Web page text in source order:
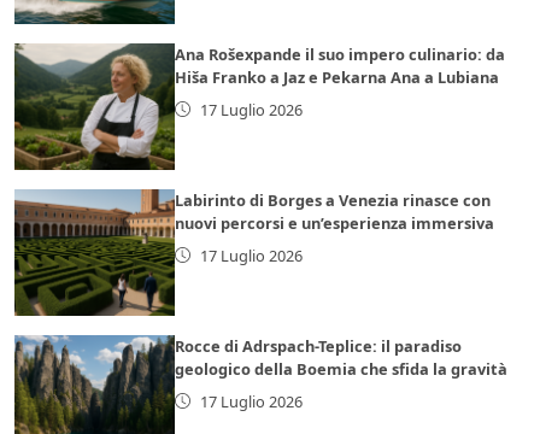
Ana Rošexpande il suo impero culinario: da
Hiša Franko a Jaz e Pekarna Ana a Lubiana
17 Luglio 2026
Labirinto di Borges a Venezia rinasce con
nuovi percorsi e un’esperienza immersiva
17 Luglio 2026
Rocce di Adrspach-Teplice: il paradiso
geologico della Boemia che sfida la gravità
17 Luglio 2026